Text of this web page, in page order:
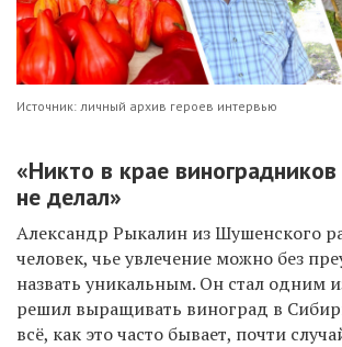
Источник: личный архив героев интервью
«Никто в крае
не делал»
Александр Рыкалин из Шушенского
человек, чье увлечение можно без
назвать уникальным. Он стал одним
решил выращивать виноград в
всё, как это часто бывает, почти